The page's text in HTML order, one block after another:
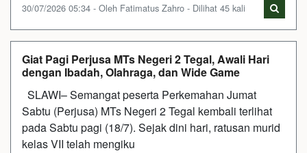
30/07/2026 05:34 - Oleh Fatimatus Zahro - Dilihat 45 kali
Giat Pagi Perjusa MTs Negeri 2 Tegal, Awali Hari
dengan Ibadah, Olahraga, dan Wide Game
SLAWI– Semangat peserta Perkemahan Jumat
Sabtu (Perjusa) MTs Negeri 2 Tegal kembali terlihat
pada Sabtu pagi (18/7). Sejak dini hari, ratusan murid
kelas VII telah mengiku